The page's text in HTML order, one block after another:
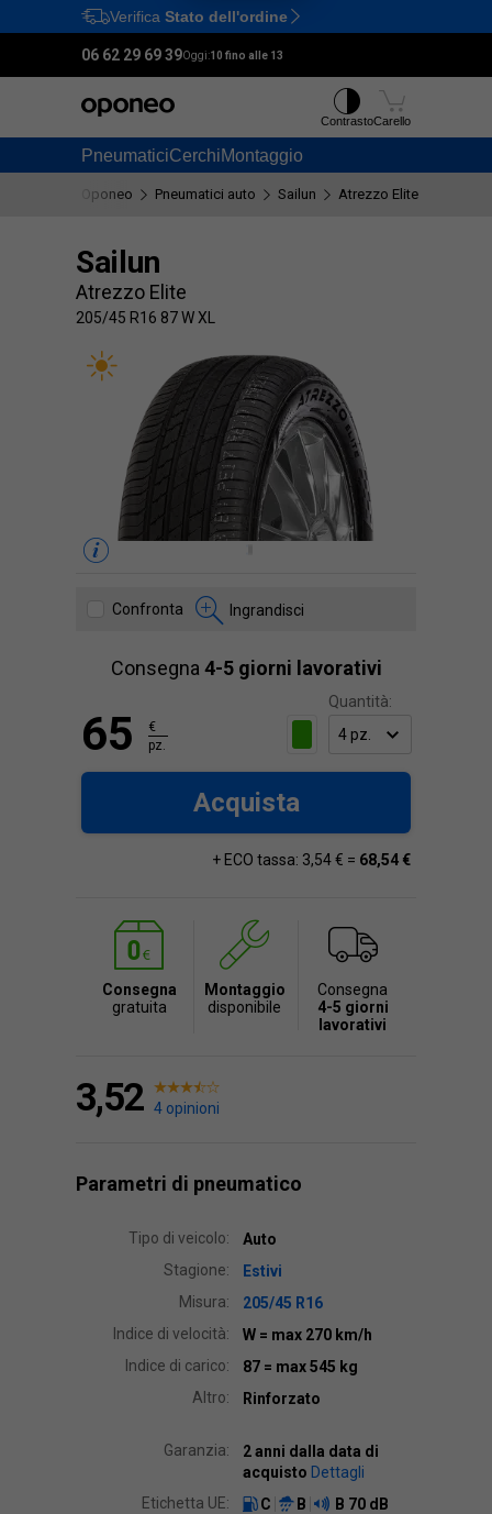
Ctrl M
Verifica Stato dell'ordine
06 62 29 69 39Oggi:10 fino alle 13
PneumaticiCerchiMontaggio
ContrastoCarello
Oponeo Pneumatici auto Sailun Atrezzo Elite
Sailun
Atrezzo Elite
205/45 R16 87 W XL
Confronta Ingrandisci
Consegna 4-5 giorni lavorativi
Quantità:
65
€
pz.
Acquista
+ ECO tassa: 3,54 € = 68,54 €
Consegna
gratuita
Montaggio
disponibile
Consegna
4-5 giorni
lavorativi
3,52 4 opinioni
Parametri di pneumatico
Tipo di veicolo:
Auto
Stagione:
Estivi
Misura:
205/45 R16
Indice di velocità:
W = max 270 km/h
Indice di carico:
87 = max 545 kg
Altro:
Rinforzato
Garanzia:
2 anni dalla data di
acquisto Dettagli
Etichetta UE:
C B B 70 dB